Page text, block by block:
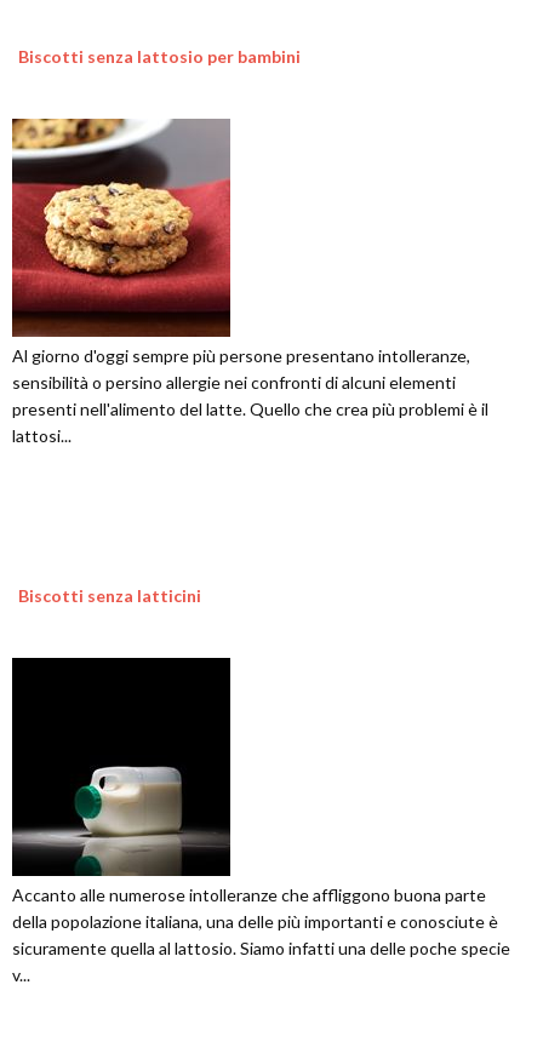
Biscotti senza lattosio per bambini
Al giorno d'oggi sempre più persone presentano intolleranze,
sensibilità o persino allergie nei confronti di alcuni elementi
presenti nell'alimento del latte. Quello che crea più problemi è il
lattosi...
Biscotti senza latticini
Accanto alle numerose intolleranze che affliggono buona parte
della popolazione italiana, una delle più importanti e conosciute è
sicuramente quella al lattosio. Siamo infatti una delle poche specie
v...